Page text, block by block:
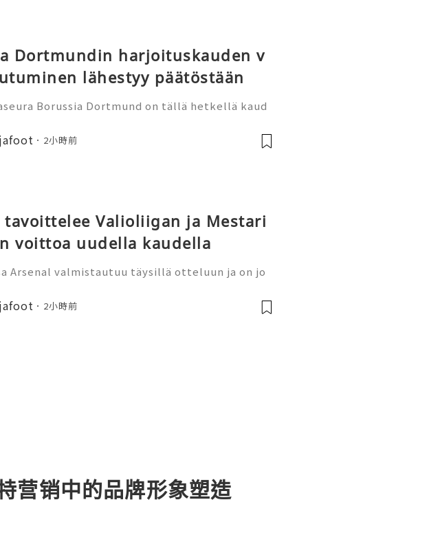
Dortmundin harjoituskauden v
lähestyy päätöstään
Borussia Dortmund on tällä hetkellä kaud
pelipaitoja jalkapallo ovat jo myynnissä. Jo
kuusi lämmitt
2小時前
tavoittelee Valioliigan ja Mestari
voittoa uudella kaudella
Arsenal valmistautuu täysillä otteluun ja on jo
ja Mestarien liigan mestaruus kaudella 2026-2
ja
2小時前
营销中的品牌形象塑造